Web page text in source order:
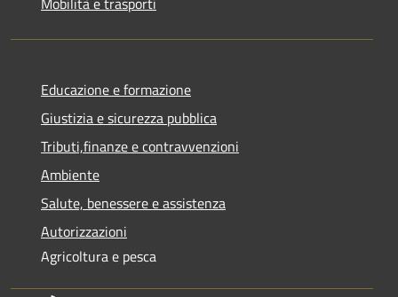
Educazione e formazione
Giustizia e sicurezza pubblica
Tributi,finanze e contravvenzioni
Ambiente
Salute, benessere e assistenza
Autorizzazioni
Agricoltura e pesca